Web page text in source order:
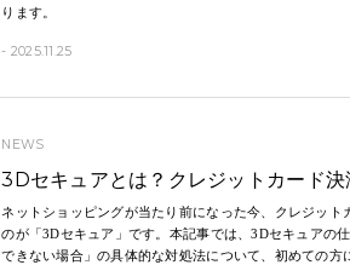
ります。
- 2025.11.25
NEWS
3Dセキュアとは？クレジットカード
ネットショッピングが当たり前になった今、クレジッ
のが「3Dセキュア」です。本記事では、3Dセキュアの
できない場合」の具体的な対処法について、初めての方